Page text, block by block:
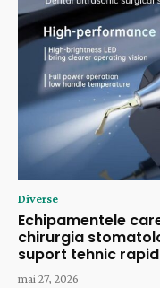
Diverse
Echipamentele
chirurgia
suport tehnic rapid
mai 27, 2026